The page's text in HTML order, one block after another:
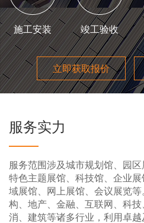
施工安装 竣工验收
立即获取报价
服务实力
服务范围涉及城市规划馆、园区
特色主题展馆、科技馆、企业
域展馆、网上展馆、会议展览
构、地产、金融、互联网、科
消、建筑等诸多行业，利用卓